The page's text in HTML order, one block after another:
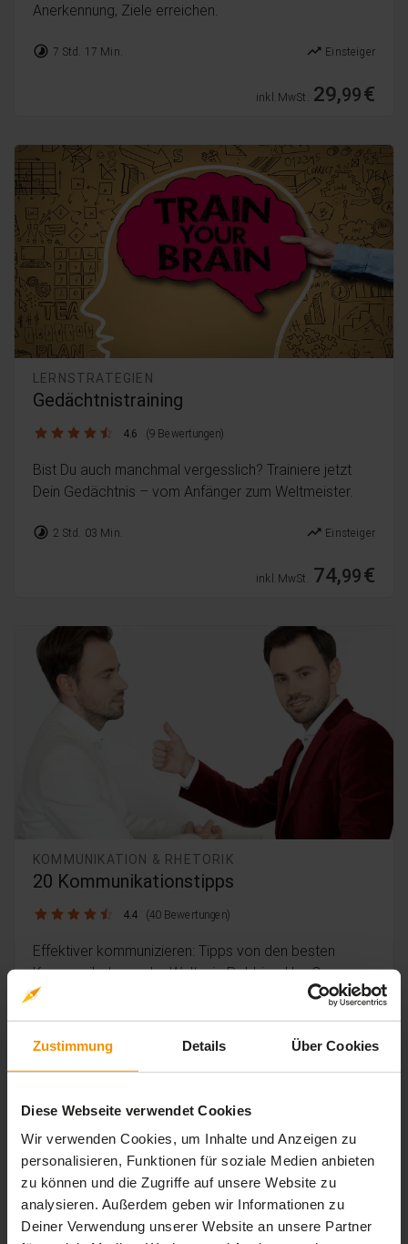
Zustimmung Details Über Cookies
Diese Webseite verwendet Cookies
Wir verwenden Cookies, um Inhalte und Anzeigen zu
personalisieren, Funktionen für soziale Medien anbieten
zu können und die Zugriffe auf unsere Website zu
analysieren. Außerdem geben wir Informationen zu
Deiner Verwendung unserer Website an unsere Partner
Anerkennung, Ziele erreichen.
timelapse 7 Std. 17 Min. trending_up Einsteiger
inkl. MwSt. 29,99€
LERNSTRATEGIEN
Gedächtnistraining
4.6 / 5 4.6 (9 Bewertungen)
Bist Du auch manchmal vergesslich? Trainiere jetzt
Dein Gedächtnis – vom Anfänger zum Weltmeister.
timelapse 2 Std. 03 Min. trending_up Einsteiger
inkl. MwSt. 74,99€
KOMMUNIKATION & RHETORIK
20 Kommunikationstipps
4.4 / 5 4.4 (40 Bewertungen)
Effektiver kommunizieren: Tipps von den besten
Kommunikatoren der Welt wie Robbins, Ury, Covey,
Rosenberg uvm.
199,99€